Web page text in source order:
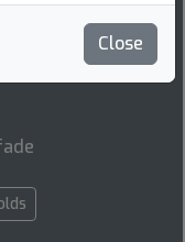
Close
that fills the gap
a3 is perfect for
[...]